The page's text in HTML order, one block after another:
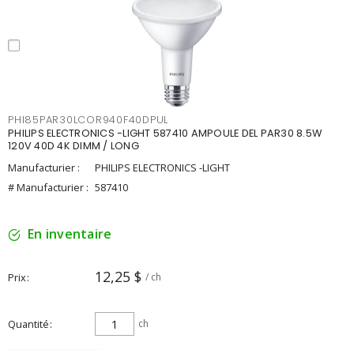
PHI85PAR30LCOR940F40DPUL
PHILIPS ELECTRONICS -LIGHT 587410 AMPOULE DEL PAR30 8.5W
120V 40D 4K DIMM / LONG
Manufacturier :
PHILIPS ELECTRONICS -LIGHT
# Manufacturier : 587410
En inventaire
Prix 12,25 $ / ch
Quantité ch